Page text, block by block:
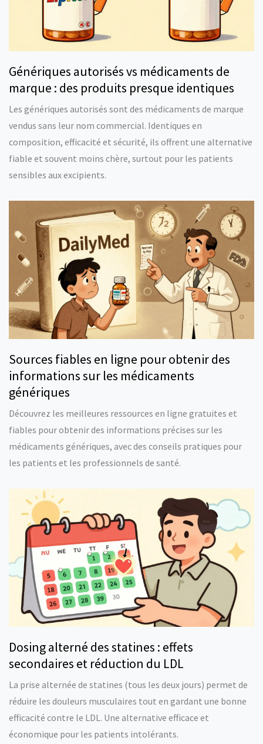
Génériques autorisés vs médicaments de
marque : des produits presque identiques
Les génériques autorisés sont des médicaments de marque
vendus sans leur nom commercial. Identiques en
composition, efficacité et sécurité, ils offrent une alternative
fiable et souvent moins chère, surtout pour les patients
sensibles aux excipients.
Sources fiables en ligne pour obtenir des
informations sur les médicaments
génériques
Découvrez les meilleures ressources en ligne gratuites et
fiables pour obtenir des informations précises sur les
médicaments génériques, avec des conseils pratiques pour
les patients et les professionnels de santé.
Dosing alterné des statines : effets
secondaires et réduction du LDL
La prise alternée de statines (tous les deux jours) permet de
réduire les douleurs musculaires tout en gardant une bonne
efficacité contre le LDL. Une alternative efficace et
économique pour les patients intolérants.